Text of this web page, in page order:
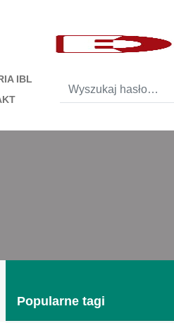
IBL
Popularne tagi